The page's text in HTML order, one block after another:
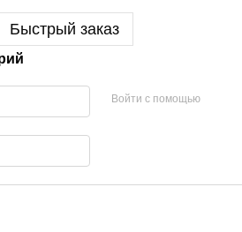
Быстрый заказ
Войти с помощью